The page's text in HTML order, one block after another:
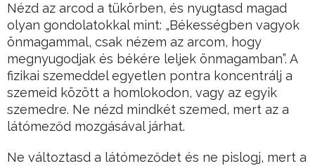
Nézd az arcod a tükörben, és nyugtasd magad
olyan gondolatokkal mint: „Békességben vagyok
önmagammal, csak nézem az arcom, hogy
megnyugodjak és békére leljek önmagamban”. A
fizikai szemeddel egyetlen pontra koncentrálj a
szemeid között a homlokodon, vagy az egyik
szemedre. Ne nézd mindkét szemed, mert az a
látómeződ mozgásával járhat.
Ne változtasd a látómeződet és ne pislogj, mert a